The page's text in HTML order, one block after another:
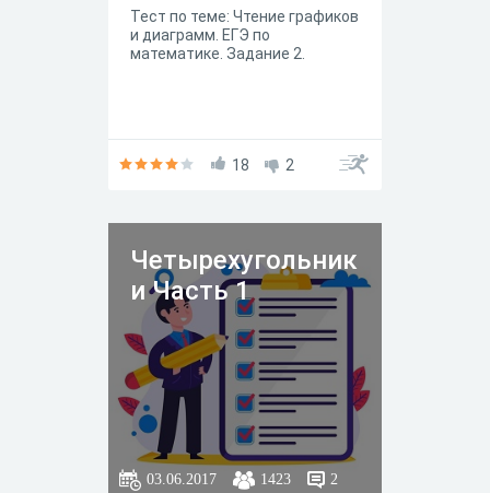
Тест по теме: Чтение графиков
и диаграмм. ЕГЭ по
математике. Задание 2.
18 2
Четырехугольник
и Часть 1
03.06.2017 1423 2